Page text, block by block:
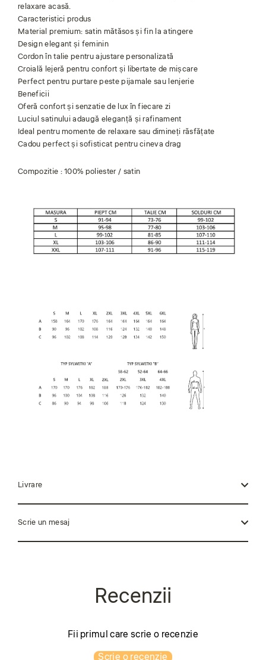
relaxare acasă.
Caracteristici produs
Material premium: satin mătăsos și fin la atingere
Design elegant și feminin
Cordon în talie pentru ajustare personalizată
Croială lejeră pentru confort și libertate de mișcare
Perfect pentru purtare peste pijamale sau lenjerie
Beneficii
Oferă confort și senzatie de lux în fiecare zi
Luciul satinului adaugă eleganță și rafinament
Ideal pentru momente de relaxare sau dimineți răsfățate
Cadou perfect și sofisticat pentru cineva drag
Compozitie : 100% poliester / satin
Livrare
Scrie un mesaj
Fii primul care scrie o recenzie
Scrie o recenzie